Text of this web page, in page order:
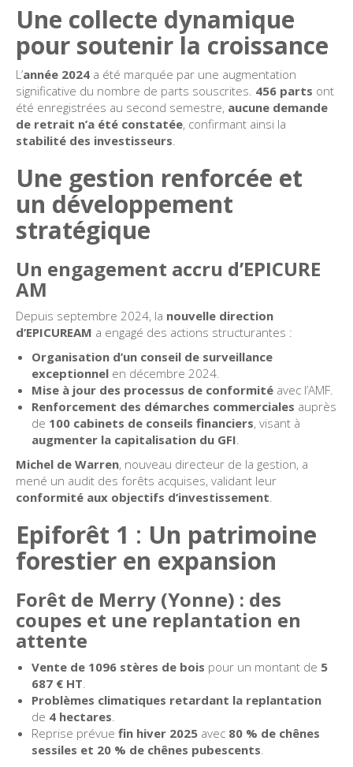
Une collecte dynamique
pour soutenir la croissance
L’année 2024 a été marquée par une augmentation
significative du nombre de parts souscrites. 456 parts ont
été enregistrées au second semestre, aucune demande
de retrait n’a été constatée, confirmant ainsi la
stabilité des investisseurs
Une gestion renforcée et
un développement
stratégique
Un engagement accru d’EPICURE
AM
Depuis septembre 2024, la nouvelle direction
d’EPICUREAM a engagé des actions structurantes :
Organisation d’un conseil de surveillance
exceptionnel en décembre 2024.
Mise à jour des processus de conformité avec l’AMF.
Renforcement des démarches commerciales auprès
de 100 cabinets de conseils financiers, visant à
augmenter la capitalisation du GFI
Michel de Warren, nouveau directeur de la gestion, a
mené un audit des forêts acquises, validant leur
conformité aux objectifs d’investissement
Epiforêt 1 : Un patrimoine
forestier en expansion
Forêt de Merry (Yonne) : des
coupes et une replantation en
attente
Vente de 1096 stères de bois pour un montant de 5
687 € HT
Problèmes climatiques retardant la replantation
de 4 hectares
Reprise prévue fin hiver 2025 avec 80 % de chênes
sessiles et 20 % de chênes pubescents